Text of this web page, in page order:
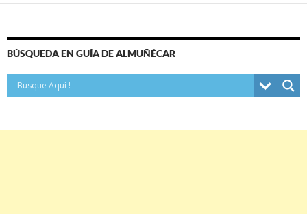
BÚSQUEDA EN GUÍA DE ALMUÑÉCAR